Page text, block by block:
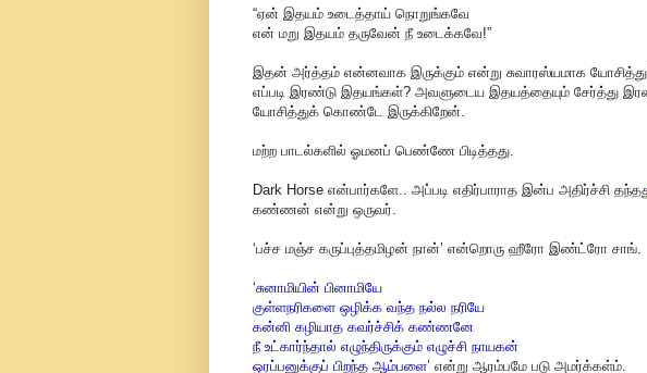
“ஏன் இதயம் உடைத்தாய் நொறுங்கவே
என் மறு இதயம் தருவேன் நீ உடைக்கவே!”
இதன் அர்த்தம் என்னவாக இருக்கும் என்று சுவாரஸ்யமாக
எப்படி இரண்டு இதயங்கள்? அவளுடைய இதயத்தையும் சேர்த்து
யோசித்துக் கொண்டே இருக்கிறேன்.
மற்ற பாடல்களில் ஓமனப் பெண்ணே பிடித்தது.
Dark Horse என்பார்களே.. அப்படி எதிர்பாராத இன்ப அதிர்ச்சி
கண்ணன் என்று ஒருவர்.
‘பச்ச மஞ்ச கருப்புத்தமிழன் நான்’ என்றொரு ஹீரோ இண்ட்ரோ சாங்.
‘சுனாமியின் பினாமியே
குள்ளநரிகளை ஒழிக்க வந்த நல்ல நரியே
கன்னி கழியாத கவர்ச்சிக் கண்ணனே
நீ உட்கார்ந்தால் எழுந்திருக்கும் எழுச்சி நாயகன்
ஒரப்பனுக்குப் பிறந்த ஆம்பளை’ என்று ஆரம்பமே படு அமர்க்கள்ம்.